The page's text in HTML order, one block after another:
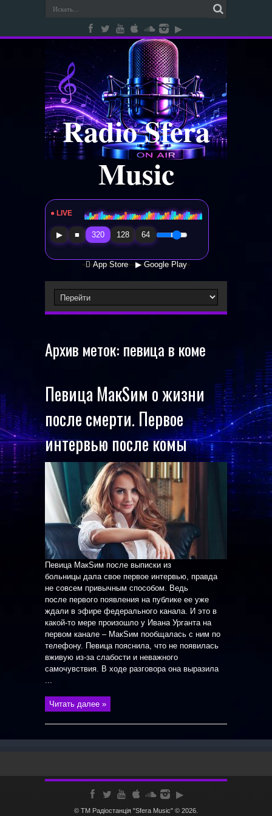
Radio Sfera
Music
● LIVE Radio Sfera Music
▶ ■ 320 128 64
 App Store ▶ Google Play
Архив меток: певица в коме
Певица МакSим о жизни
после смерти. Первое
интервью после комы
Певица МакSим после выписки из
больницы дала свое первое интервью, правда
не совсем привычным способом. Ведь
после первого появления на публике ее уже
ждали в эфире федерального канала. И это в
какой-то мере произошло у Ивана Урганта на
первом канале – МакSим пообщалась с ним по
телефону. Певица пояснила, что не появилась
вживую из-за слабости и неважного
самочувствия. В ходе разговора она выразила
...
Читать далее »
© ТМ Радiостанцiя "Sfera Music" © 2026.